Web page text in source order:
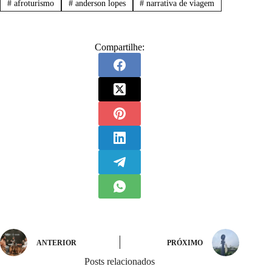
#afroturismo #anderson lopes # narrativa de viagem
Compartilhe:
ANTERIOR PRÓXIMO
Posts relacionados